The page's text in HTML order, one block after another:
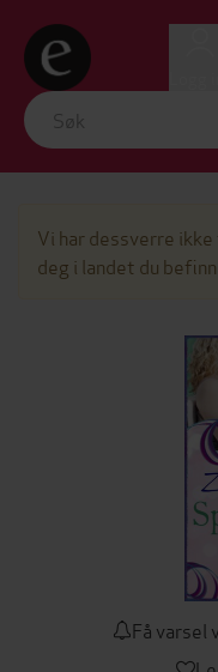
Vi har dessverre
deg i landet du
Få varsel